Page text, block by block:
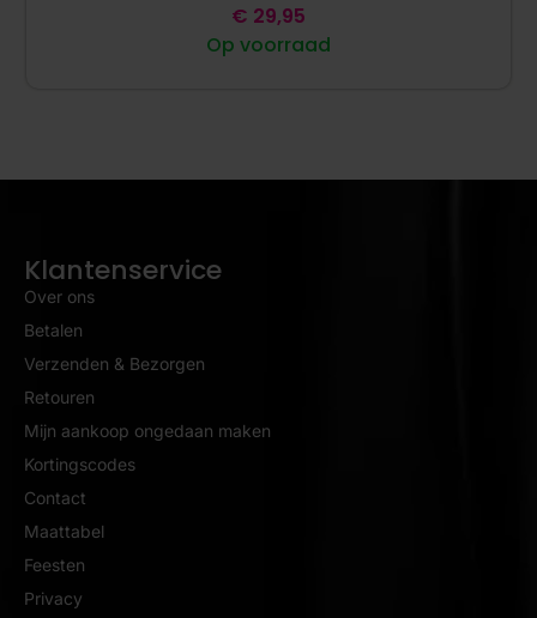
Op voorraad
€ 29,95
Klantenservice
Over ons
Betalen
Verzenden & Bezorgen
Retouren
Mijn aankoop ongedaan maken
Kortingscodes
Contact
Maattabel
Feesten
Privacy